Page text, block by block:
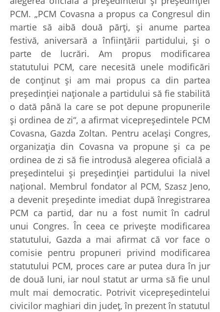
PCM. „PCM Covasna a propus ca Congresul din
martie să aibă două părţi, şi anume partea
festivă, aniversară a înfiinţării partidului, şi o
parte de lucrări. Am propus modificarea
statutului PCM, care necesită unele modificări
de conţinut şi am mai propus ca din partea
preşedinţiei naţionale a partidului să fie stabilită
o dată până la care se pot depune propunerile
şi ordinea de zi“, a afirmat vicepreşedintele PCM
Covasna, Gazda Zoltan. Pentru acelaşi Congres,
organizaţia din Covasna va propune şi ca pe
ordinea de zi să fie introdusă alegerea oficială a
preşedintelui şi preşedinţiei partidului la nivel
naţional. Membrul fondator al PCM, Szasz Jeno,
a devenit preşedinte imediat după înregistrarea
PCM ca partid, dar nu a fost numit în cadrul
unui Congres. În ceea ce priveşte modificarea
statutului, Gazda a mai afirmat că vor face o
comisie pentru propuneri privind modificarea
statutului PCM, proces care ar putea dura în jur
de două luni, iar noul statut ar urma să fie unul
mult mai democratic. Potrivit vicepreşedintelui
civicilor maghiari din judeţ, în prezent în statutul